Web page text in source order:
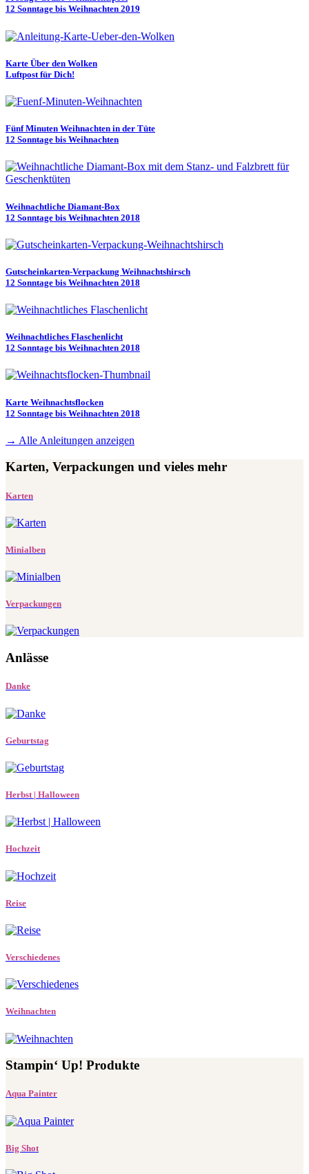
12 Sonntage bis Weihnachten 2019
Karte Über den Wolken
Luftpost für Dich!
Fünf Minuten Weihnachten in der Tüte
12 Sonntage bis Weihnachten
Weihnachtliche Diamant-Box
12 Sonntage bis Weihnachten 2018
Gutscheinkarten-Verpackung Weihnachtshirsch
12 Sonntage bis Weihnachten 2018
Weihnachtliches Flaschenlicht
12 Sonntage bis Weihnachten 2018
Karte Weihnachtsflocken
12 Sonntage bis Weihnachten 2018
→ Alle Anleitungen anzeigen
Karten, Verpackungen und vieles mehr
Karten
Minialben
Verpackungen
Anlässe
Danke
Geburtstag
Herbst | Halloween
Hochzeit
Reise
Verschiedenes
Weihnachten
Stampin‘ Up! Produkte
Aqua Painter
Big Shot